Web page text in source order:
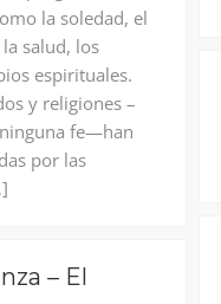
la soledad, el
salud, los
espirituales.
y religiones –
fe—han
por las
– El